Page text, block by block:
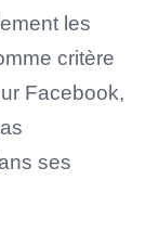
les
critère
Facebook,
ses